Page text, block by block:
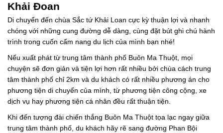
Khải Đoan
Di chuyển đến chùa Sắc tứ Khải Loan cực kỳ thuận lợi và nhanh
chóng với những cung đường dễ dàng, cùng đặt bút ghi chú hành
trình trong cuốn cẩm nang du lịch của mình bạn nhé!
Nếu xuất phát từ trung tâm thành phố Buôn Ma Thuột, mọi
chuyện sẽ đơn giản và tiện lợi hơn rất nhiều bởi chùa cách trung
tâm thành phố chỉ 2km và du khách có rất nhiều phương án cho
phương tiện di chuyển của mình, từ phương tiện công cộng, xe
dịch vụ hay phương tiện cá nhân đều rất thuận tiện.
Khi đến tượng đài chiến thắng Buôn Ma Thuột tọa lạc ngay giữa
trung tâm thành phố, du khách hãy rẽ sang đường Phan Bội